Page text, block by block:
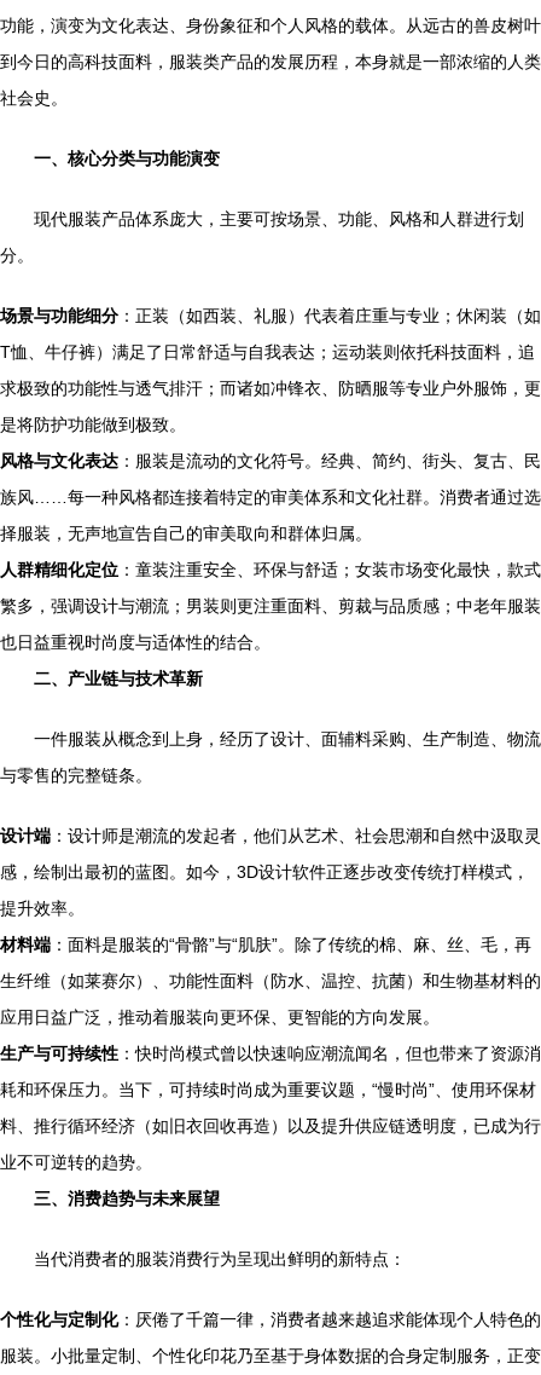
功能，演变为文化表达、身份象征和个人风格的载体。从远古的兽皮树叶
到今日的高科技面料，服装类产品的发展历程，本身就是一部浓缩的人类
社会史。
一、核心分类与功能演变
现代服装产品体系庞大，主要可按场景、功能、风格和人群进行划
分。
场景与功能细分 ：正装（如西装、礼服）代表着庄重与专业；休闲装（如
T恤、牛仔裤）满足了日常舒适与自我表达；运动装则依托科技面料，追
求极致的功能性与透气排汗；而诸如冲锋衣、防晒服等专业户外服饰，更
是将防护功能做到极致。
风格与文化表达 ：服装是流动的文化符号。经典、简约、街头、复古、民
族风……每一种风格都连接着特定的审美体系和文化社群。消费者通过选
择服装，无声地宣告自己的审美取向和群体归属。
人群精细化定位 ：童装注重安全、环保与舒适；女装市场变化最快，款式
繁多，强调设计与潮流；男装则更注重面料、剪裁与品质感；中老年服装
也日益重视时尚度与适体性的结合。
二、产业链与技术革新
一件服装从概念到上身，经历了设计、面辅料采购、生产制造、物流
与零售的完整链条。
设计端 ：设计师是潮流的发起者，他们从艺术、社会思潮和自然中汲取灵
感，绘制出最初的蓝图。如今，3D设计软件正逐步改变传统打样模式，
提升效率。
材料端 ：面料是服装的“骨骼”与“肌肤”。除了传统的棉、麻、丝、毛，再
生纤维（如莱赛尔）、功能性面料（防水、温控、抗菌）和生物基材料的
应用日益广泛，推动着服装向更环保、更智能的方向发展。
生产与可持续性 ：快时尚模式曾以快速响应潮流闻名，但也带来了资源消
耗和环保压力。当下，可持续时尚成为重要议题，“慢时尚”、使用环保材
料、推行循环经济（如旧衣回收再造）以及提升供应链透明度，已成为行
业不可逆转的趋势。
三、消费趋势与未来展望
当代消费者的服装消费行为呈现出鲜明的新特点：
个性化与定制化：厌倦了千篇一律，消费者越来越追求能体现个人特色的
服装。小批量定制、个性化印花乃至基于身体数据的合身定制服务，正变